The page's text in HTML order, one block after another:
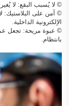
© لا يُسبب البقع: لا
© آمن على البلاستيك:
الإلكترونية الداخلية.
© عبوة مريحة: تجعل
بانتظام.